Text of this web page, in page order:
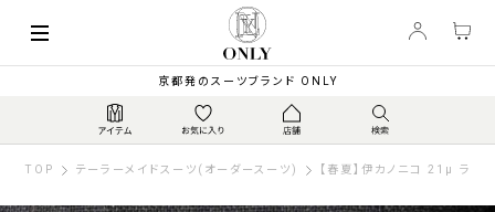
京都発のスーツブランド ONLY
TOP テーラーメイドスーツ(オーダースーツ) 【春夏】伊カノニコ 21μ ラス